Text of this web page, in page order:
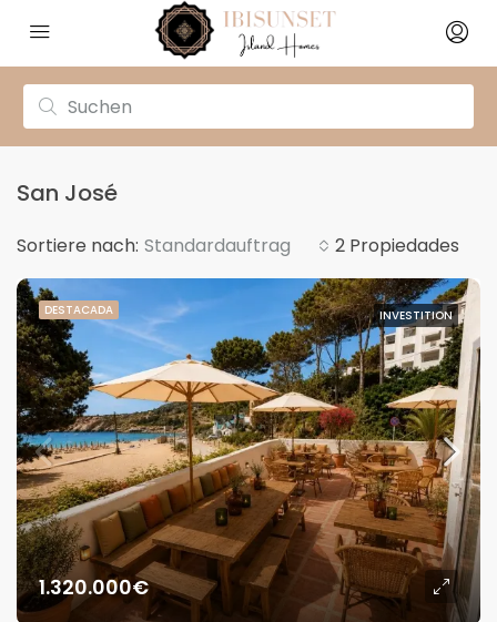
San José
2 Propiedades
Sortiere nach: Standardauftrag
DESTACADA INVESTITION
1.320.000€